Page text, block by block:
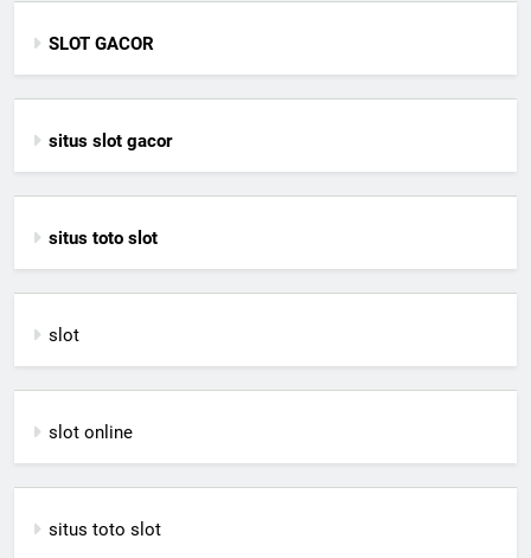
SLOT GACOR
situs slot gacor
situs toto slot
slot
slot online
situs toto slot